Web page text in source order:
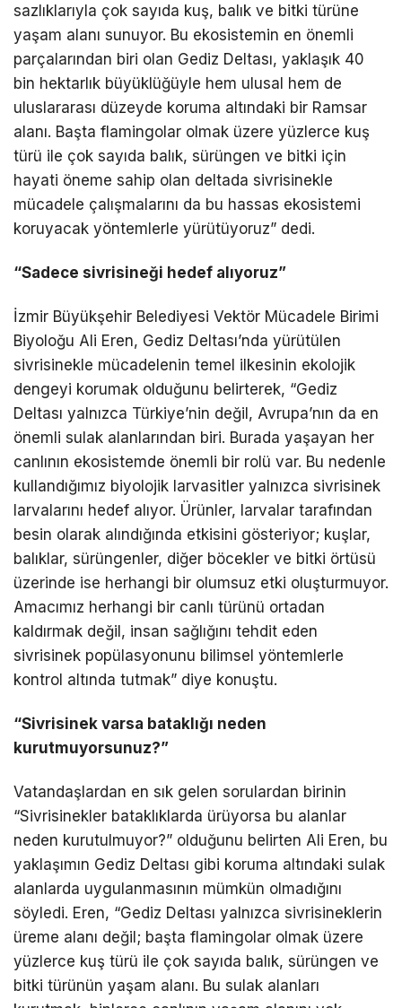
sazlıklarıyla çok sayıda kuş, balık ve bitki türüne
yaşam alanı sunuyor. Bu ekosistemin en önemli
parçalarından biri olan Gediz Deltası, yaklaşık 40
bin hektarlık büyüklüğüyle hem ulusal hem de
uluslararası düzeyde koruma altındaki bir Ramsar
alanı. Başta flamingolar olmak üzere yüzlerce kuş
türü ile çok sayıda balık, sürüngen ve bitki için
hayati öneme sahip olan deltada sivrisinekle
mücadele çalışmalarını da bu hassas ekosistemi
koruyacak yöntemlerle yürütüyoruz” dedi.
“Sadece sivrisineği hedef alıyoruz”
İzmir Büyükşehir Belediyesi Vektör Mücadele Birimi
Biyoloğu Ali Eren, Gediz Deltası’nda yürütülen
sivrisinekle mücadelenin temel ilkesinin ekolojik
dengeyi korumak olduğunu belirterek, “Gediz
Deltası yalnızca Türkiye’nin değil, Avrupa’nın da en
önemli sulak alanlarından biri. Burada yaşayan her
canlının ekosistemde önemli bir rolü var. Bu nedenle
kullandığımız biyolojik larvasitler yalnızca sivrisinek
larvalarını hedef alıyor. Ürünler, larvalar tarafından
besin olarak alındığında etkisini gösteriyor; kuşlar,
balıklar, sürüngenler, diğer böcekler ve bitki örtüsü
üzerinde ise herhangi bir olumsuz etki oluşturmuyor.
Amacımız herhangi bir canlı türünü ortadan
kaldırmak değil, insan sağlığını tehdit eden
sivrisinek popülasyonunu bilimsel yöntemlerle
kontrol altında tutmak” diye konuştu.
“Sivrisinek varsa bataklığı neden
kurutmuyorsunuz?”
Vatandaşlardan en sık gelen sorulardan birinin
“Sivrisinekler bataklıklarda ürüyorsa bu alanlar
neden kurutulmuyor?” olduğunu belirten Ali Eren, bu
yaklaşımın Gediz Deltası gibi koruma altındaki sulak
alanlarda uygulanmasının mümkün olmadığını
söyledi. Eren, “Gediz Deltası yalnızca sivrisineklerin
üreme alanı değil; başta flamingolar olmak üzere
yüzlerce kuş türü ile çok sayıda balık, sürüngen ve
bitki türünün yaşam alanı. Bu sulak alanları